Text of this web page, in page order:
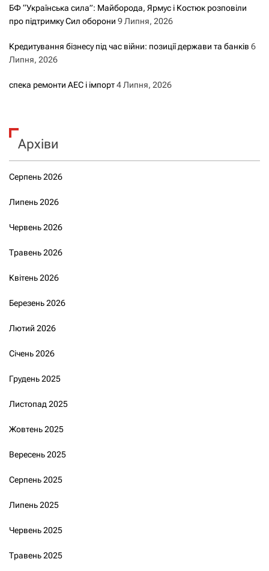
БФ “Українська сила”: Майборода, Ярмус і Костюк розповіли
про підтримку Сил оборони 9 Липня, 2026
Кредитування бізнесу під час війни: позиції держави та банків 6
Липня, 2026
спека ремонти АЕС і імпорт4 Липня, 2026
Архіви
Серпень 2026
Липень 2026
Червень 2026
Травень 2026
Квітень 2026
Березень 2026
Лютий 2026
Січень 2026
Грудень 2025
Листопад 2025
Жовтень 2025
Вересень 2025
Серпень 2025
Липень 2025
Червень 2025
Травень 2025